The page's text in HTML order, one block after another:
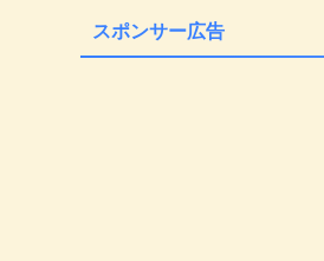
スポンサー広告